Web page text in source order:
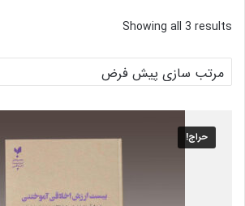
Showing all 3 results
حراج!